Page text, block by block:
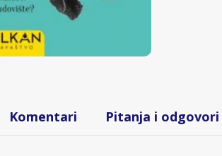
Komentari Pitanja i odgovori